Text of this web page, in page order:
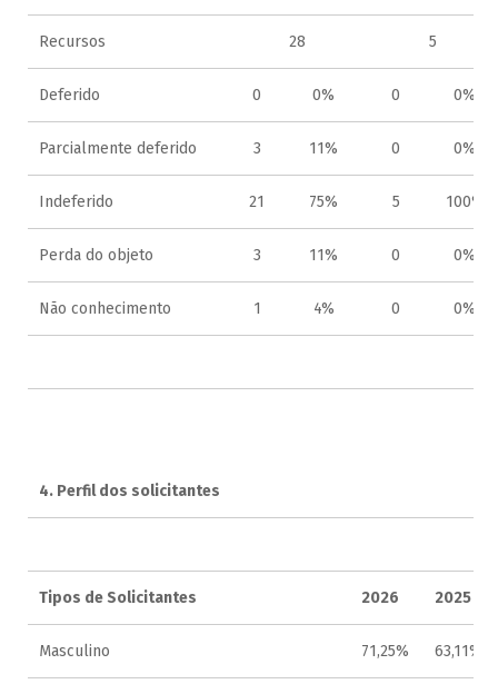
Recursos 28 5
Deferido 0 0% 0 0%
Parcialmente deferido 3 11% 0 0%
Indeferido 21 75% 5 100%
Perda do objeto 3 11% 0 0%
Não conhecimento 1 4% 0 0%
4. Perfil dos solicitantes
Tipos de Solicitantes 2026 2025
Masculino 71,25% 63,11%